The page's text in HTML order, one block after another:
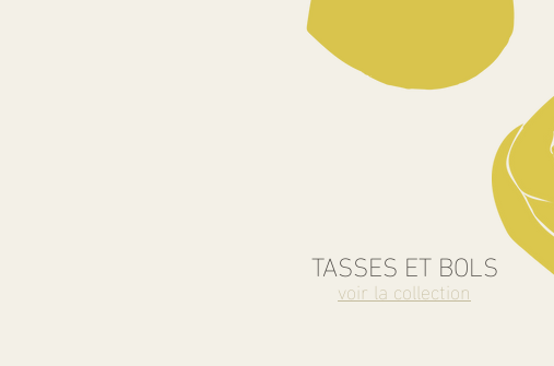
TASSES ET BOLS
voir la collection